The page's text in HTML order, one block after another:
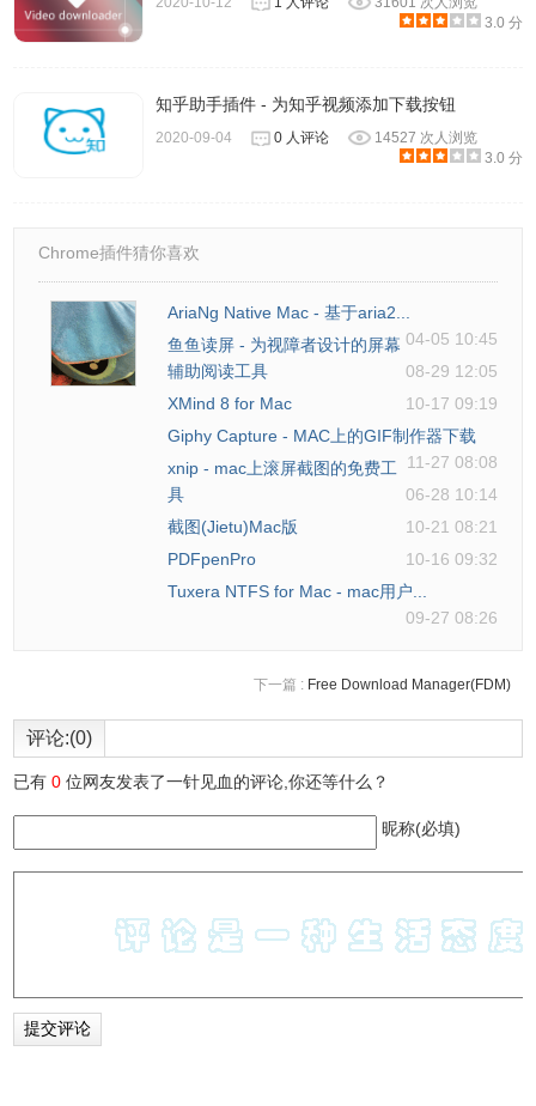
二、Chrome插件可以在本站文章Folx Chrome插件中找到下
载地址及离线安装方法。
以下以下载typora为例，右键选择Folx：
点击左上可以进行快速筛选：
3.0 分
知乎助手插件 - 为知乎视频添加下载按钮
2020-09-04 0 人评论
14527 次人浏览
3.0 分
Chrome插件猜你喜欢
AriaNg Native Mac - 基于aria2...
04-05 10:45
鱼鱼读屏 - 为视障者设计的屏幕
辅助阅读工具
08-29 12:05
XMind 8 for Mac
10-17 09:19
Giphy Capture - MAC上的GIF制作器下载
11-27 08:08
xnip - mac上滚屏截图的免费工
具
06-28 10:14
截图(Jietu)Mac版
10-21 08:21
PDFpenPro
10-16 09:32
Tuxera NTFS for Mac - mac用户...
09-27 08:26
下一篇 : Free Download Manager(FDM)
评论:(0)
已有0 位网友发表了一针见血的评论,你还等什么？
昵称(必填)